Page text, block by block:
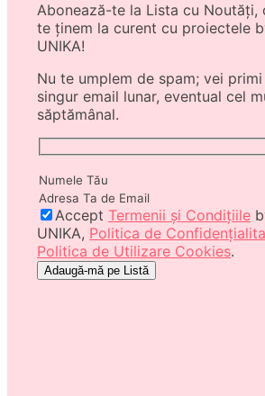
Abonează-te la Lista cu Noutăți,
te ținem la curent cu proiectele
UNIKA!
Nu te umplem de spam; vei primi
singur email lunar, eventual cel
săptămânal.
Accept Termenii și Condițiile
UNIKA, Politica de
Politica de Utilizare Cookies.